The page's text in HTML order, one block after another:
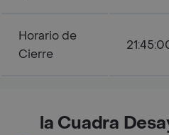
Horario de
Cierre
la Cuadra